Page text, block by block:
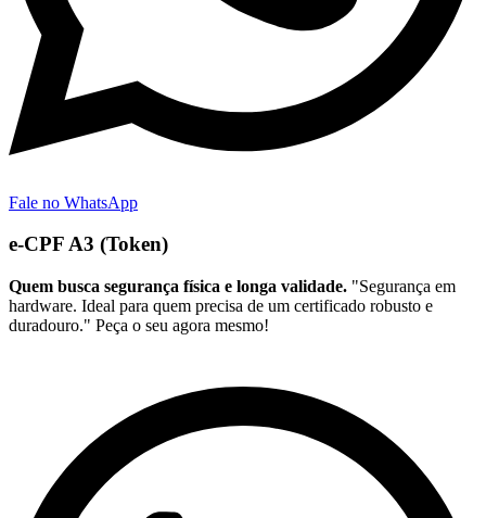
Fale no WhatsApp
e-CPF A3 (Token)
Quem busca segurança física e longa validade. "Segurança em
hardware. Ideal para quem precisa de um certificado robusto e
duradouro." Peça o seu agora mesmo!